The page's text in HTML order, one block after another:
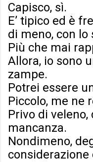
Capisco, sì.
E’ tipico ed è
di meno, con
Più che mai
Allora, io sono
zampe.
Potrei essere
Piccolo, me ne
Privo di veleno,
mancanza.
Nondimeno,
considerazione